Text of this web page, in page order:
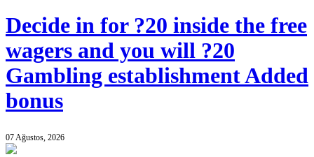
Decide in for ?20 inside the free
wagers and you will ?20
Gambling establishment Added
bonus
07 Ağustos, 2026